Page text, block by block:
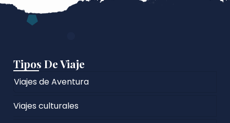
Tipos De Viaje
Viajes de Aventura
Viajes culturales